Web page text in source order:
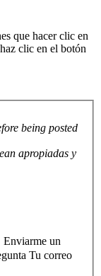
que hacer clic en
clic en el botón
being posted
apropiadas y
Enviarme un
Tu correo